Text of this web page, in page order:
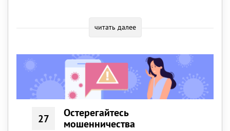
читать далее
27
Остерегайтесь
мошенничества